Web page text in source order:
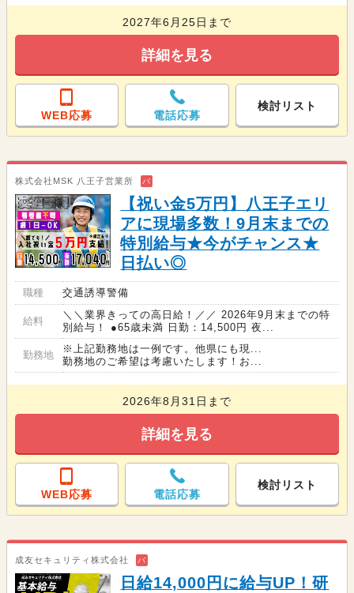
2027年6月25日まで
詳細を見る
WEB応募 電話応募
検討リスト
株式会社MSK 八王子営業所 バ
【祝い金5万円】八王子エリ
アに現場多数！9月末までの
特別給与★今がチャンス★
日払い◎
職種 交通誘導警備
給料
＼＼業界きっての高日給！／／ 2026年9月末までの特
別給与！ ●65歳未満 日勤：14,500円 夜...
勤務地
※上記勤務地は一例です。他県にも現...
勤務地のご希望は考慮いたします！お...
2026年8月31日まで
詳細を見る
WEB応募 電話応募
検討リスト
成友セキュリティ株式会社 バ
日給14,000円に給与UP！研